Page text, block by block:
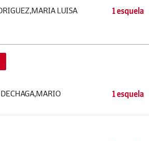
LUISA 1 esquela
1 esquela